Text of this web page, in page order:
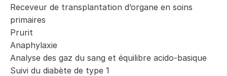
Receveur de transplantation d’organe en soins
primaires
Prurit
Anaphylaxie
Analyse des gaz du sang et équilibre acido-basique
Suivi du diabète de type 1